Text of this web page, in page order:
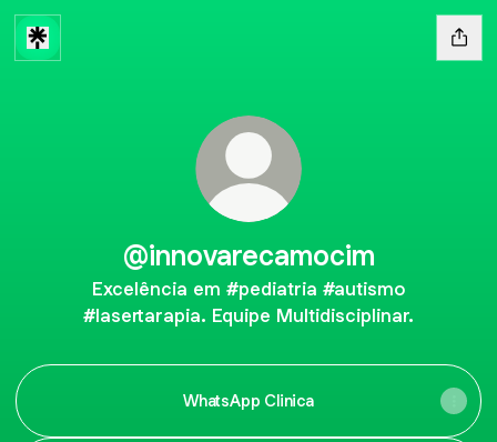
@innovarecamocim
Excelência em #pediatria #autismo
#lasertarapia. Equipe Multidisciplinar.
WhatsApp Clinica